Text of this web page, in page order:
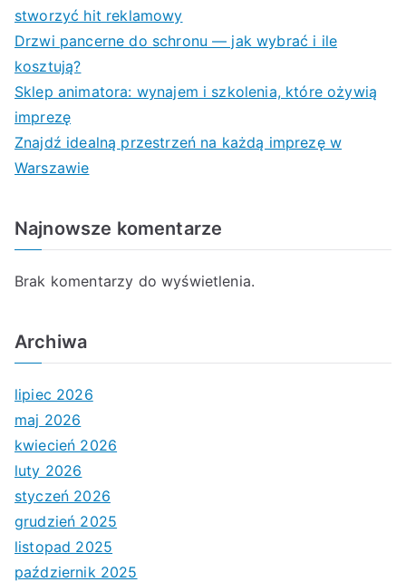
stworzyć hit reklamowy
Drzwi pancerne do schronu — jak wybrać i ile
kosztują?
Sklep animatora: wynajem i szkolenia, które ożywią
imprezę
Znajdź idealną przestrzeń na każdą imprezę w
Warszawie
Najnowsze komentarze
Brak komentarzy do wyświetlenia.
Archiwa
lipiec 2026
maj 2026
kwiecień 2026
luty 2026
styczeń 2026
grudzień 2025
listopad 2025
październik 2025